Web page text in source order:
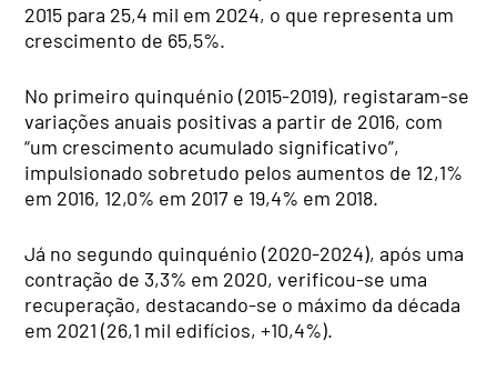
2015 para 25,4 mil em 2024, o que representa um
crescimento de 65,5%.
No primeiro quinquénio (2015-2019), registaram-se
variações anuais positivas a partir de 2016, com
“um crescimento acumulado significativo”,
impulsionado sobretudo pelos aumentos de 12,1%
em 2016, 12,0% em 2017 e 19,4% em 2018.
Já no segundo quinquénio (2020-2024), após uma
contração de 3,3% em 2020, verificou-se uma
recuperação, destacando-se o máximo da década
em 2021 (26,1 mil edifícios, +10,4%).